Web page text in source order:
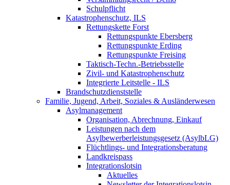
Schulpflicht
Katastrophenschutz, ILS
Rettungskette Forst
Rettungspunkte Ebersberg
Rettungspunkte Erding
Rettungspunkte Freising
Taktisch-Techn.-Betriebsstelle
Zivil- und Katastrophenschutz
Integrierte Leitstelle - ILS
Brandschutzdienststelle
Familie, Jugend, Arbeit, Soziales & Ausländerwesen
Asylmanagement
Organisation, Abrechnung, Einkauf
Leistungen nach dem
Asylbewerberleistungsgesetz (AsylbLG)
Flüchtlings- und Integrationsberatung
Landkreispass
Integrationslotsin
Aktuelles